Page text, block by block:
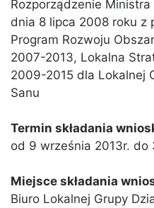
Rozporządzenie
dnia 8 lipca 2008 roku z
Program Rozwoju
2007-2013, Lokalna
2009-2015 dla Lokalnej
Sanu
Termin składania
od 9 września 2013r. do
Miejsce składania
Biuro Lokalnej Grupy